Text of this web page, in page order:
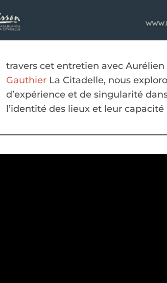
travers cet entretien avec
GauthierLa Citadelle, nous
d’expérience et de singularité
l’identité des lieux et leur